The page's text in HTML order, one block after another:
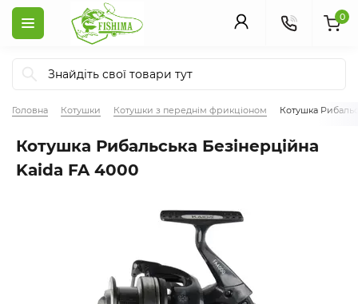
0
Головна Котушки Котушки з переднім фрикціоном Котушка
Котушка Рибальська Безінерційна
Kaida FA 4000